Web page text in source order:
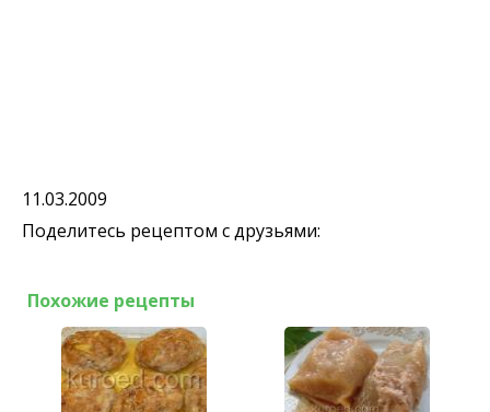
11.03.2009
Поделитесь рецептом с друзьями:
Похожие рецепты